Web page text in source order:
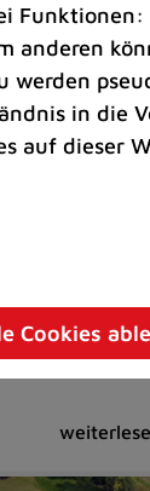
anderen
werden
in die
auf dieser
Cookies